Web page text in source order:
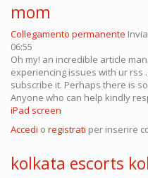
mom
Collegamento permanente
06:55
Oh my! an incredible article
experiencing issues with ur rss
subscribe it. Perhaps there is
Anyone who can help kindly
iPad screen
Accedi o registrati per inserire
kolkata escorts